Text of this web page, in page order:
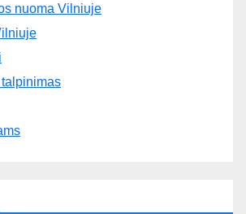
nuoma Vilniuje